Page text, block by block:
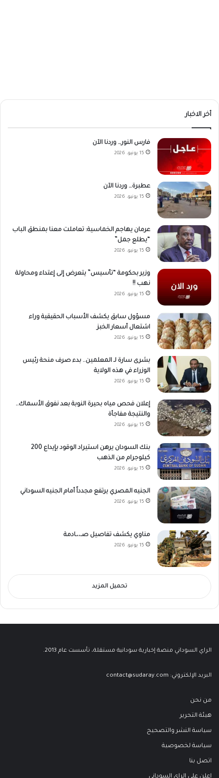
أخر الاخبار
فارس النور… وردنا الآن
15 يونيو، 2026
عطبرة… وردنا الآن
15 يونيو، 2026
عرمان يهاجم الخماسية: تعاملت معنا بمنطق الباب
“يطلع جمل”
15 يونيو، 2026
وزير بحكومة “تأسيس” يتعرض إلى إعتداء ومحاولة
نهب !!
15 يونيو، 2026
مسؤول سابق يكشف الأسباب الحقيقية وراء
اشتعال أسعار الخبز
15 يونيو، 2026
بشرى سارة لـ المعلمين.. بدء صرف منحة رئيس
الوزراء في هذه الولاية
15 يونيو، 2026
إعلان فحص مياه بحيرة النوبة بعد نفوق الأسماك..
والنتيجة مفاجأة
15 يونيو، 2026
بنك السودان يرهن استيراد الوقود بإيداع 200
كيلوجرام من الذهب
15 يونيو، 2026
الجنيه المصري يرتفع مجدداً أمام الجنيه السوداني
15 يونيو، 2026
مناوي يكشف تفاصيل صـ،،ـادمة
15 يونيو، 2026
تحميل المزيد
الراي السوداني منصة إخبارية سودانية مستقلة، تأسست عام 2013.
البريد الإلكتروني: contact@sudaray.com
من نحن
هيئة التحرير
سياسة النشر والتصحيح
سياسة لخصوصية
اتصل بنا